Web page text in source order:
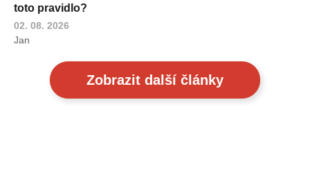
toto pravidlo?
02. 08. 2026
Jan
Zobrazit další články